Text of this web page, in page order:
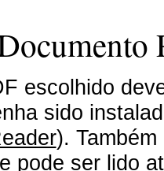
escolhido
sido
).
pode ser lido